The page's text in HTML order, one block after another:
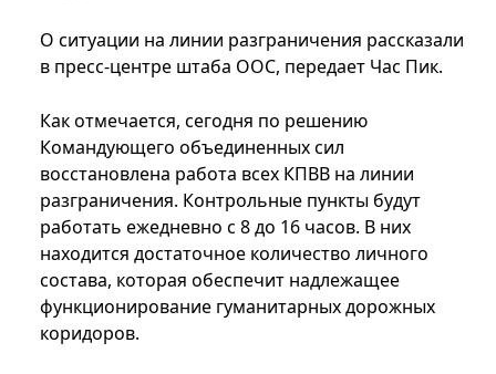
О ситуации на линии разграничения рассказали
в пресс-центре штаба ООС, передает Час Пик.
Как отмечается, сегодня по решению
Командующего объединенных сил
восстановлена ​​работа всех КПВВ на линии
разграничения. Контрольные пункты будут
работать ежедневно с 8 до 16 часов. В них
находится достаточное количество личного
состава, которая обеспечит надлежащее
функционирование гуманитарных дорожных
коридоров.